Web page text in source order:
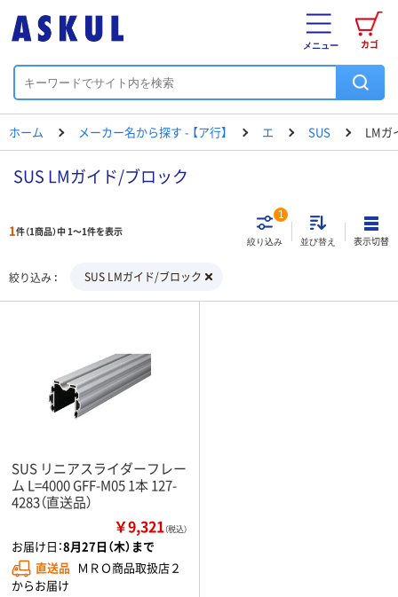
カゴ
メニュー
ホーム メーカー名から探す - 【ア行】 エ SUS LMガ
SUS LMガイド/ブロック
1件（1商品）中 1～1件を表示
絞り込み
1
並び替え 表示切替
絞り込み SUS LMガイド/ブロック
SUS リニアスライダーフレー
ム L=4000 GFF-M05 1本 127-
4283（直送品）
￥9,321（税込）
お届け日：8月27日（木）まで
直送品 ＭＲＯ商品取扱店２
からお届け